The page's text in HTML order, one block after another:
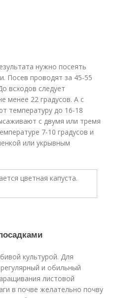
нужно посеять
Посев проводят за 45-55
всходов следует
менее 22 градусов. А с
температуру до 16-18
с двумя или тремя
7-10 градусов и
или укрывным
культурой. Для
и обильный
листовой
в почве желательно почву